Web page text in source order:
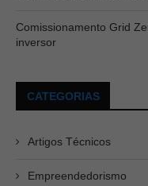
Comissionamento Grid
inversor
CATEGORIAS
Artigos Técnicos
Empreendedorismo